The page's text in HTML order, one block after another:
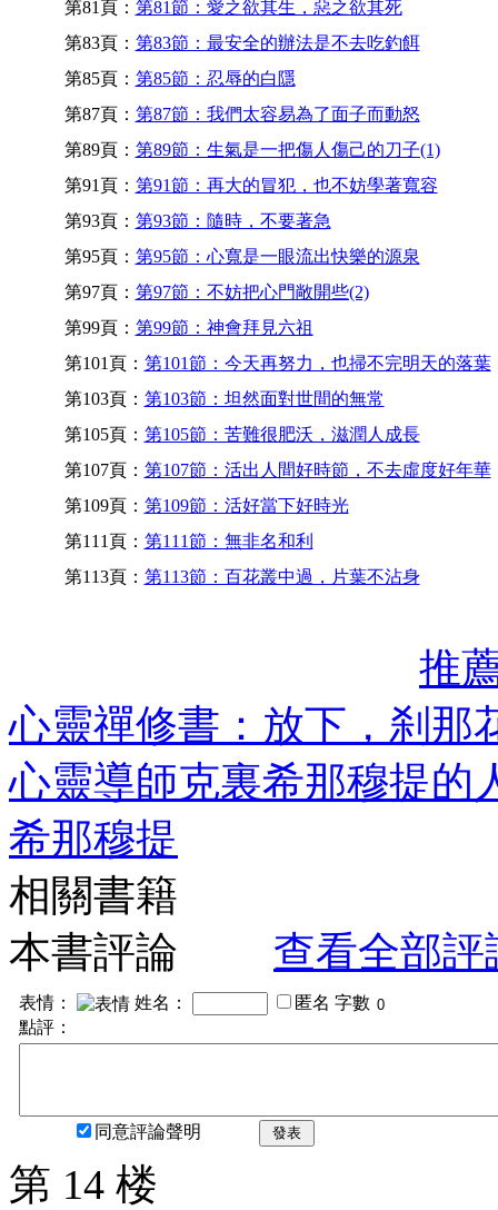
第81頁： 第81節：愛之欲其生，惡之欲其死
第83頁： 第83節：最安全的辦法是不去吃釣餌
第85頁： 第85節：忍辱的白隱
第87頁： 第87節：我們太容易為了面子而動怒
第89頁： 第89節：生氣是一把傷人傷己的刀子(1)
第91頁： 第91節：再大的冒犯，也不妨學著寬容
第93頁： 第93節：隨時，不要著急
第95頁： 第95節：心寬是一眼流出快樂的源泉
第97頁： 第97節：不妨把心門敞開些(2)
第99頁： 第99節：神會拜見六祖
第101頁： 第101節：今天再努力，也掃不完明天的落葉
第103頁： 第103節：坦然面對世間的無常
第105頁： 第105節：苦難很肥沃，滋潤人成長
第107頁： 第107節：活出人間好時節，不去虛度好年華
第109頁： 第109節：活好當下好時光
第111頁： 第111節：無非名和利
第113頁： 第113節：百花叢中過，片葉不沾身
推
心靈禪修書：放下，刹
心靈導師克裏希那穆提
希那穆提
相關書籍
本書評論
查看全部評
表情： 姓名： 匿名 字數
點評：
同意評論聲明 發表
第 14 楼